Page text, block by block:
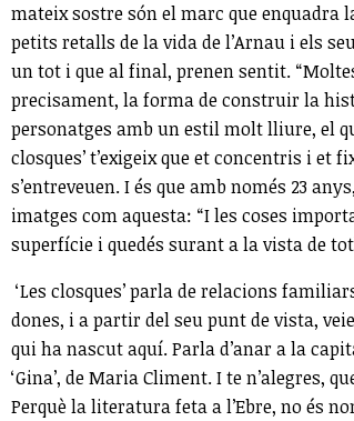
mateix sostre són el marc que enquadra
petits retalls de la vida de l’Arnau i els
un tot i que al final, prenen sentit.
precisament, la forma de construir la
personatges amb un estil molt lliure, el
closques’ t’exigeix que et concentris i
s’entreveuen. I és que amb només 23
imatges com aquesta: “I les coses
superfície i quedés surant a la vista de
‘Les closques’ parla de relacions
dones, i a partir del seu punt de vista,
qui ha nascut aquí. Parla d’anar a la
‘Gina’, de Maria Climent. I te n’alegres,
Perquè la literatura feta a l’Ebre, no és